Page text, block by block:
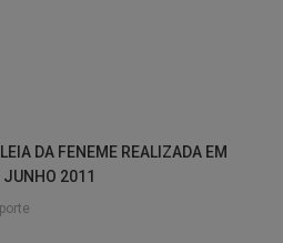
DA FENEME REALIZADA EM
JUNHO 2011